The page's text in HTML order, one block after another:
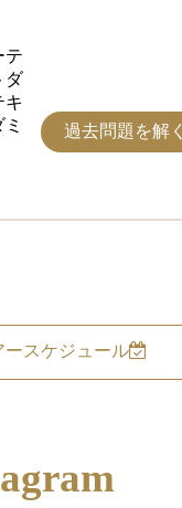
テ
ダ
キ
過去問題を解く
ースケジュール